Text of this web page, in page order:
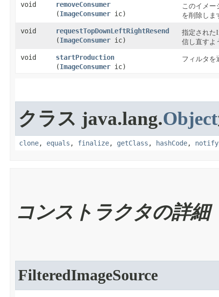
void removeConsumer
(ImageConsumer ic)
このイメー
を削除しま
void requestTopDownLeftRightResend
(ImageConsumer ic)
指定された
信し直すよ
void startProduction
(ImageConsumer ic)
フィルタを
クラス java.lang.Object
clone, equals , finalize, getClass , hashCode, notify
コンストラクタの詳細
FilteredImageSource